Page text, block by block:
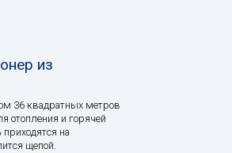
из
36 квадратных метров
отопления и горячей
на
щепой.